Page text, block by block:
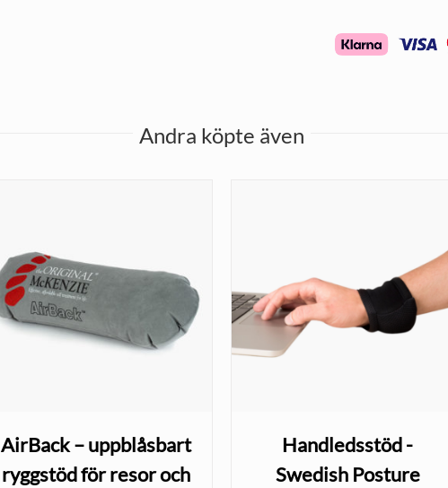
Andra köpte även
AirBack – uppblåsbart
ryggstöd för resor och
Handledsstöd -
Swedish Posture